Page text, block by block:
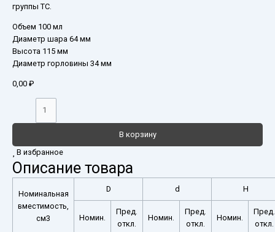
группы ТС.
Объем 100 мл
Диаметр шара 64 мм
Высота 115 мм
Диаметр горловины 34 мм
0,00 ₽
В корзину
В избранное
Описание товара
Номинальная
вместимость,
см3
D d H
Номин.
Пред.
откл.
Номин.
Пред.
откл.
Номин.
Пред.
откл.